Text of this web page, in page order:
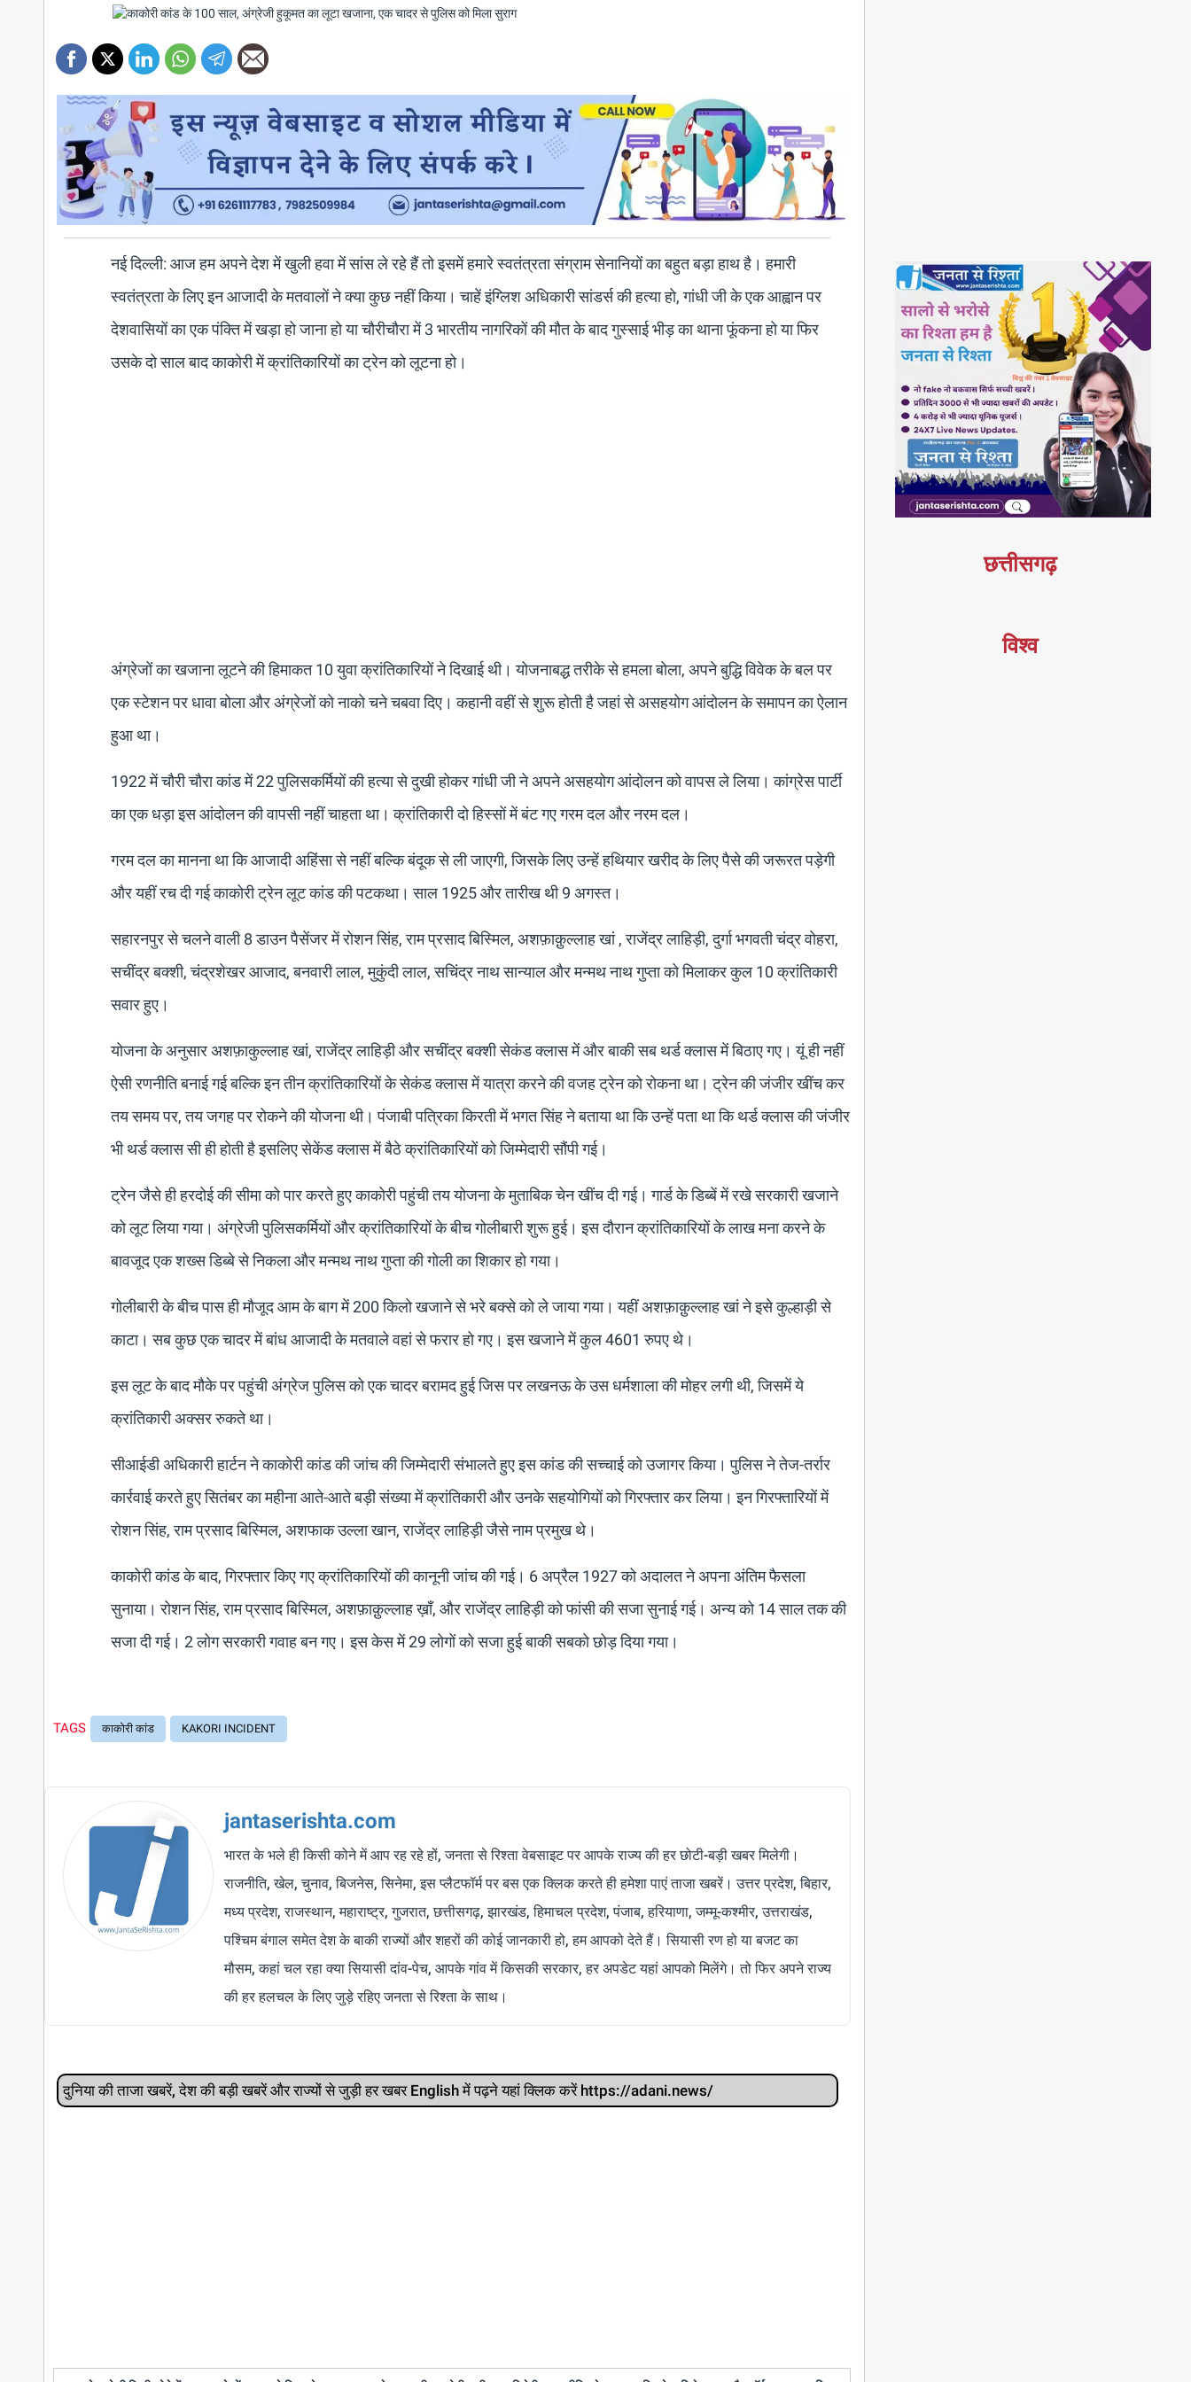
नई दिल्ली: आज हम अपने देश में खुली हवा में सांस ले रहे हैं तो इसमें हमारे स्वतंत्रता संग्राम सेनानियों का बहुत बड़ा हाथ है। हमारी
स्वतंत्रता के लिए इन आजादी के मतवालों ने क्या कुछ नहीं किया। चाहें इंग्लिश अधिकारी सांडर्स की हत्या हो, गांधी जी के एक आह्वान पर
देशवासियों का एक पंक्ति में खड़ा हो जाना हो या चौरीचौरा में 3 भारतीय नागरिकों की मौत के बाद गुस्साई भीड़ का थाना फूंकना हो या फिर
उसके दो साल बाद काकोरी में क्रांतिकारियों का ट्रेन को लूटना हो।
अंग्रेजों का खजाना लूटने की हिमाकत 10 युवा क्रांतिकारियों ने दिखाई थी। योजनाबद्ध तरीके से हमला बोला, अपने बुद्धि विवेक के बल पर
एक स्टेशन पर धावा बोला और अंग्रेजों को नाको चने चबवा दिए। कहानी वहीं से शुरू होती है जहां से असहयोग आंदोलन के समापन का ऐलान
हुआ था।
1922 में चौरी चौरा कांड में 22 पुलिसकर्मियों की हत्या से दुखी होकर गांधी जी ने अपने असहयोग आंदोलन को वापस ले लिया। कांग्रेस पार्टी
का एक धड़ा इस आंदोलन की वापसी नहीं चाहता था। क्रांतिकारी दो हिस्सों में बंट गए गरम दल और नरम दल।
गरम दल का मानना था कि आजादी अहिंसा से नहीं बल्कि बंदूक से ली जाएगी, जिसके लिए उन्हें हथियार खरीद के लिए पैसे की जरूरत पड़ेगी
और यहीं रच दी गई काकोरी ट्रेन लूट कांड की पटकथा। साल 1925 और तारीख थी 9 अगस्त।
सहारनपुर से चलने वाली 8 डाउन पैसेंजर में रोशन सिंह, राम प्रसाद बिस्मिल, अशफ़ाक़ुल्लाह खां , राजेंद्र लाहिड़ी, दुर्गा भगवती चंद्र वोहरा,
सचींद्र बक्शी, चंद्रशेखर आजाद, बनवारी लाल, मुकुंदी लाल, सचिंद्र नाथ सान्याल और मन्मथ नाथ गुप्ता को मिलाकर कुल 10 क्रांतिकारी
सवार हुए।
योजना के अनुसार अशफ़ाकुल्लाह खां, राजेंद्र लाहिड़ी और सचींद्र बक्शी सेकंड क्लास में और बाकी सब थर्ड क्लास में बिठाए गए। यूं ही नहीं
ऐसी रणनीति बनाई गई बल्कि इन तीन क्रांतिकारियों के सेकंड क्लास में यात्रा करने की वजह ट्रेन को रोकना था। ट्रेन की जंजीर खींच कर
तय समय पर, तय जगह पर रोकने की योजना थी। पंजाबी पत्रिका किरती में भगत सिंह ने बताया था कि उन्हें पता था कि थर्ड क्लास की जंजीर
भी थर्ड क्लास सी ही होती है इसलिए सेकेंड क्लास में बैठे क्रांतिकारियों को जिम्मेदारी सौंपी गई।
ट्रेन जैसे ही हरदोई की सीमा को पार करते हुए काकोरी पहुंची तय योजना के मुताबिक चेन खींच दी गई। गार्ड के डिब्बें में रखे सरकारी खजाने
को लूट लिया गया। अंग्रेजी पुलिसकर्मियों और क्रांतिकारियों के बीच गोलीबारी शुरू हुई। इस दौरान क्रांतिकारियों के लाख मना करने के
बावजूद एक शख्स डिब्बे से निकला और मन्मथ नाथ गुप्ता की गोली का शिकार हो गया।
गोलीबारी के बीच पास ही मौजूद आम के बाग में 200 किलो खजाने से भरे बक्से को ले जाया गया। यहीं अशफ़ाक़ुल्लाह खां ने इसे कुल्हाड़ी से
काटा। सब कुछ एक चादर में बांध आजादी के मतवाले वहां से फरार हो गए। इस खजाने में कुल 4601 रुपए थे।
इस लूट के बाद मौके पर पहुंची अंग्रेज पुलिस को एक चादर बरामद हुई जिस पर लखनऊ के उस धर्मशाला की मोहर लगी थी, जिसमें ये
क्रांतिकारी अक्सर रुकते था।
सीआईडी अधिकारी हार्टन ने काकोरी कांड की जांच की जिम्मेदारी संभालते हुए इस कांड की सच्चाई को उजागर किया। पुलिस ने तेज-तर्रार
कार्रवाई करते हुए सितंबर का महीना आते-आते बड़ी संख्या में क्रांतिकारी और उनके सहयोगियों को गिरफ्तार कर लिया। इन गिरफ्तारियों में
रोशन सिंह, राम प्रसाद बिस्मिल, अशफाक उल्ला खान, राजेंद्र लाहिड़ी जैसे नाम प्रमुख थे।
काकोरी कांड के बाद, गिरफ्तार किए गए क्रांतिकारियों की कानूनी जांच की गई। 6 अप्रैल 1927 को अदालत ने अपना अंतिम फैसला
सुनाया। रोशन सिंह, राम प्रसाद बिस्मिल, अशफ़ाक़ुल्लाह ख़ाँ, और राजेंद्र लाहिड़ी को फांसी की सजा सुनाई गई। अन्य को 14 साल तक की
सजा दी गई। 2 लोग सरकारी गवाह बन गए। इस केस में 29 लोगों को सजा हुई बाकी सबको छोड़ दिया गया।
TAGS काकोरी कांड KAKORI INCIDENT
jantaserishta.com
भारत के भले ही किसी कोने में आप रह रहे हों, जनता से रिश्ता वेबसाइट पर आपके राज्य की हर छोटी-बड़ी खबर मिलेगी।
राजनीति, खेल, चुनाव, बिजनेस, सिनेमा, इस प्लैटफॉर्म पर बस एक क्लिक करते ही हमेशा पाएं ताजा खबरें। उत्तर प्रदेश, बिहार,
मध्य प्रदेश, राजस्थान, महाराष्ट्र, गुजरात, छत्तीसगढ़, झारखंड, हिमाचल प्रदेश, पंजाब, हरियाणा, जम्मू-कश्मीर, उत्तराखंड,
पश्चिम बंगाल समेत देश के बाकी राज्यों और शहरों की कोई जानकारी हो, हम आपको देते हैं। सियासी रण हो या बजट का
मौसम, कहां चल रहा क्या सियासी दांव-पेच, आपके गांव में किसकी सरकार, हर अपडेट यहां आपको मिलेंगे। तो फिर अपने राज्य
की हर हलचल के लिए जुड़े रहिए जनता से रिश्ता के साथ।
दुनिया की ताजा खबरें, देश की बड़ी खबरें और राज्‍यों से जुड़ी हर खबर English में पढ़ने यहां क्लिक करें https://adani.news/
छत्तीसगढ़
विश्व